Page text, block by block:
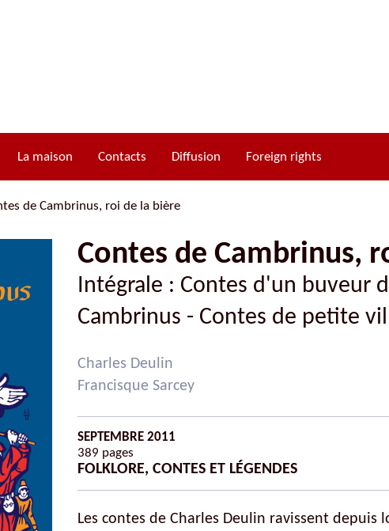
Cycle d’Ogier d’Argouges
Cycle de Gui de Clairbois
Cycle de Richard de Clairbois
Autres ouvrages de Pierre Naudin
Gascogne-Pyrénées
La maison Contacts Diffusion Foreign rights
de Cambrinus, roi de la bière
Contes de Cambrinus,
Intégrale : Contes d'un buveur
Cambrinus - Contes de petite
Charles Deulin
Francisque Sarcey
SEPTEMBRE 2011
389 pages
FOLKLORE, CONTES ET LÉGENDES
Les contes de Charles Deulin ravissent depuis